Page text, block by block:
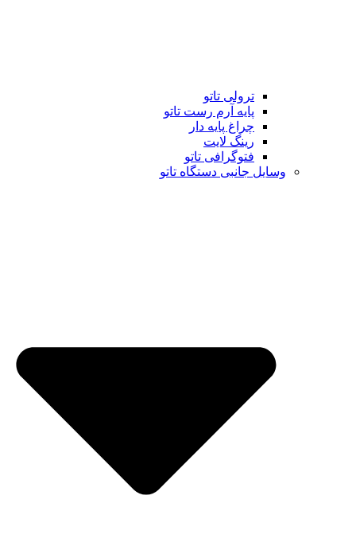
ترولی تاتو
پایه آرم رست تاتو
چراغ پایه دار
رینگ لایت
فتوگرافی تاتو
وسایل جانبی دستگاه تاتو